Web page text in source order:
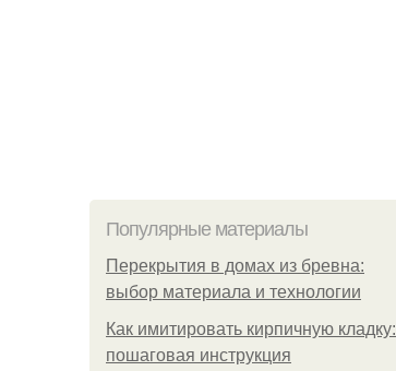
Популярные материалы
Перекрытия в домах из бревна:
выбор материала и технологии
Как имитировать кирпичную кладку:
пошаговая инструкция